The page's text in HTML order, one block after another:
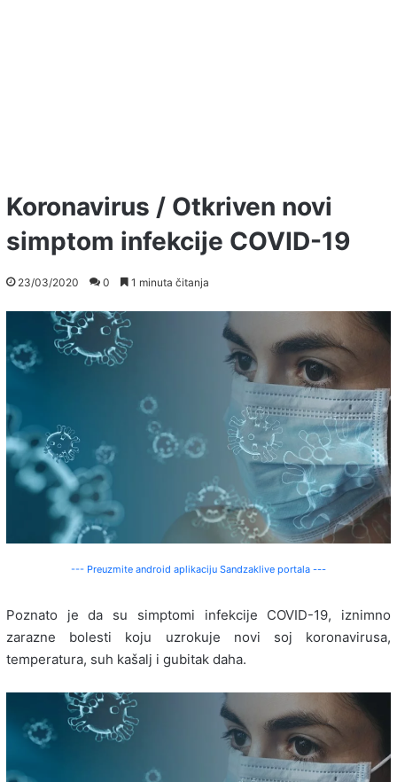
Koronavirus / Otkriven novi
simptom infekcije COVID-19
23/03/2020 0 1 minuta čitanja
--- Preuzmite android aplikaciju Sandzaklive portala ---
Poznato je da su simptomi infekcije COVID-19, iznimno
zarazne bolesti koju uzrokuje novi soj koronavirusa,
temperatura, suh kašalj i gubitak daha.